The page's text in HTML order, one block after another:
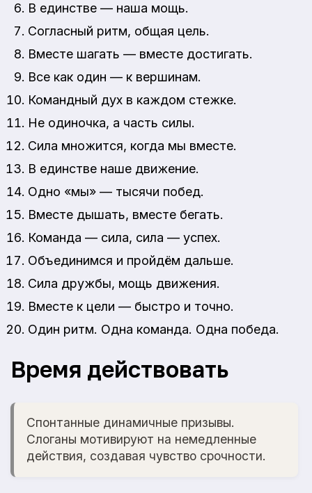
В единстве — наша мощь.
Согласный ритм, общая цель.
Вместе шагать — вместе достигать.
Все как один — к вершинам.
Командный дух в каждом стежке.
Не одиночка, а часть силы.
Сила множится, когда мы вместе.
В единстве наше движение.
Одно «мы» — тысячи побед.
Вместе дышать, вместе бегать.
Команда — сила, сила — успех.
Объединимся и пройдём дальше.
Сила дружбы, мощь движения.
Вместе к цели — быстро и точно.
Один ритм. Одна команда. Одна победа.
Время действовать
Спонтанные динамичные призывы.
Слоганы мотивируют на немедленные
действия, создавая чувство срочности.